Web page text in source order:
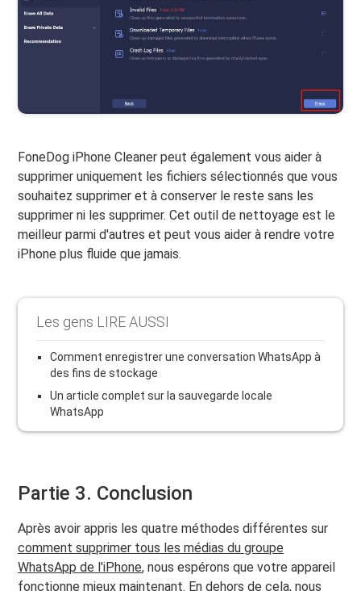
FoneDog iPhone Cleaner peut également vous aider à
supprimer uniquement les fichiers sélectionnés que vous
souhaitez supprimer et à conserver le reste sans les
supprimer ni les supprimer. Cet outil de nettoyage est le
meilleur parmi d'autres et peut vous aider à rendre votre
iPhone plus fluide que jamais.
Les gens LIRE AUSSI
Comment enregistrer une conversation WhatsApp à
des fins de stockage
Un article complet sur la sauvegarde locale
WhatsApp
Partie 3. Conclusion
Après avoir appris les quatre méthodes différentes sur
comment supprimer tous les médias du groupe
WhatsApp de l'iPhone, nous espérons que votre appareil
fonctionne mieux maintenant. En dehors de cela, nous